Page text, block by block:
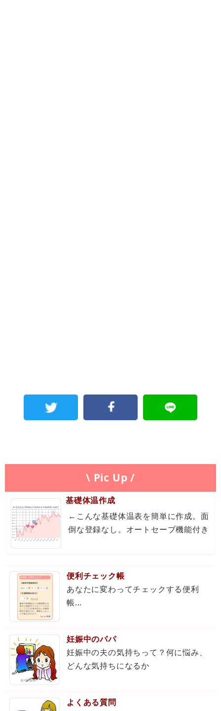
\ Pic Up /
基礎体温作成
←こんな基礎体温表を簡単に作成。面
倒な登録なし。オートセーブ機能付き
便利チェック帳
あなたに変わってチェックする便利
帳...
妊娠中のパパ
妊娠中の夫の気持ちって？何に悩み、
どんな気持ちになるか
よくある質問